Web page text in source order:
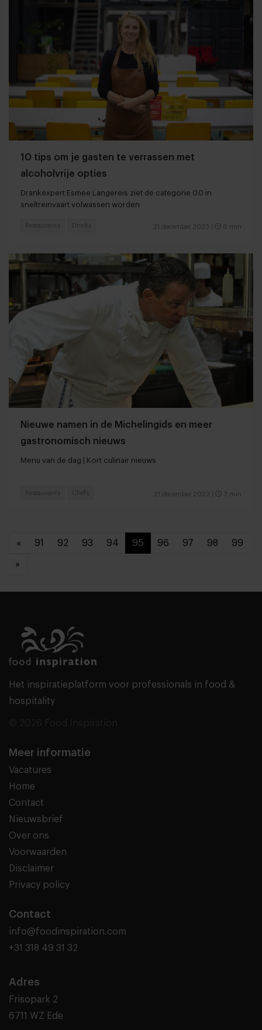
10 tips om je gasten te verrassen met
alcoholvrije opties
Drankexpert Esmee Langereis ziet de categorie 0.0 in
sneltreinvaart volwassen worden
21 december 2023 6 min
Restaurants Drinks
Nieuwe namen in de Michelingids en meer
gastronomisch nieuws
Menu van de dag | Kort culinair nieuws
21 december 2023 3 min
Restaurants Chefs
« 91 92 93 94 95 96 97 98 99
»
Het inspiratieplatform voor professionals in food &
hospitality
Meer informatie
Vacatures
Home
Contact
Nieuwsbrief
Over ons
Voorwaarden
Disclaimer
Privacy policy
Contact
info@foodinspiration.com
+31 318 49 31 32
Adres
Frisopark 2
6711 WZ Ede